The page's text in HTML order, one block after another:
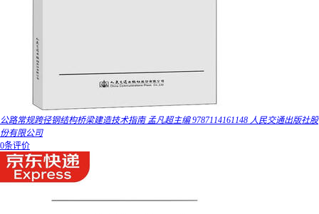
公路常规跨径钢结构桥梁建造技术指南 孟凡超主编 9787114161148 人民交通出版社股
份有限公司
0条评价